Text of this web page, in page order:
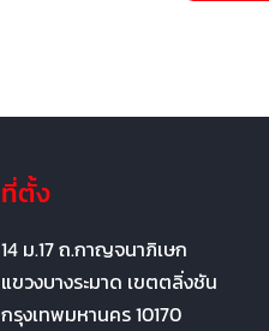
ที่ตั้ง
14 ม.17 ถ.กาญจนาภิเษก
แขวงบางระมาด เขตตลิ่งชัน
กรุงเทพมหานคร 10170